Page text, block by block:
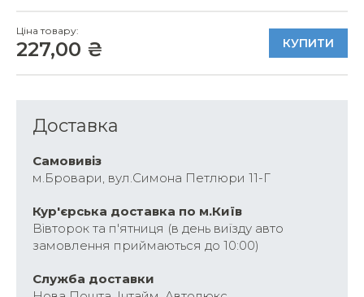
Ціна товару:
227,00 ₴ КУПИТИ
Доставка
Самовивіз
м.Бровари, вул.Симона Петлюри 11-Г
Кур'єрська доставка по м.Київ
Вівторок та п'ятниця (в день виїзду авто
замовлення приймаються до 10:00)
Cлужба доставки